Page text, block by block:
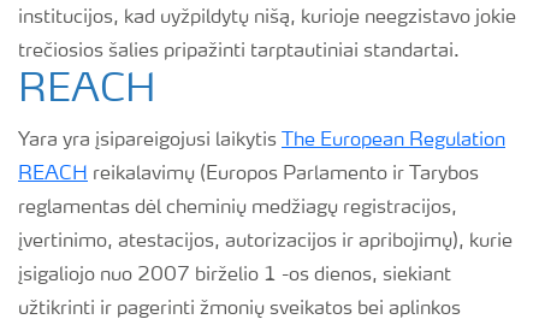
institucijos, kad uyžpildytų nišą, kurioje neegzistavo jokie
trečiosios šalies pripažinti tarptautiniai standartai.
REACH
Yara yra įsipareigojusi laikytis
The European Regulation
REACH reikalavimų (Europos Parlamento ir Tarybos
reglamentas dėl cheminių medžiagų registracijos,
įvertinimo, atestacijos, autorizacijos ir apribojimų), kurie
įsigaliojo nuo 2007 birželio 1 -os dienos, siekiant
užtikrinti ir pagerinti žmonių sveikatos bei aplinkos